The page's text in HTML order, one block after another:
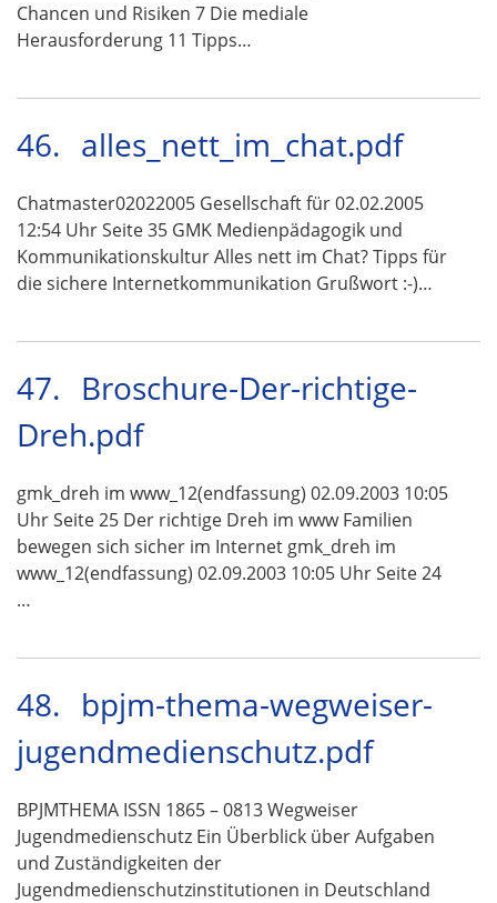
Chancen und Risiken 7 Die mediale
Herausforderung 11 Tipps…
46. alles_nett_im_chat.pdf
Chatmaster02022005 Gesellschaft für 02.02.2005
12:54 Uhr Seite 35 GMK Medienpädagogik und
Kommunikationskultur Alles nett im Chat? Tipps für
die sichere Internetkommunikation Grußwort :-)…
47. Broschure-Der-richtige-
Dreh.pdf
gmk_dreh im www_12(endfassung) 02.09.2003 10:05
Uhr Seite 25 Der richtige Dreh im www Familien
bewegen sich sicher im Internet gmk_dreh im
www_12(endfassung) 02.09.2003 10:05 Uhr Seite 24
…
48. bpjm-thema-wegweiser-
jugendmedienschutz.pdf
BPJMTHEMA ISSN 1865 – 0813 Wegweiser
Jugendmedienschutz Ein Überblick über Aufgaben
und Zuständigkeiten der
Jugendmedienschutzinstitutionen in Deutschland